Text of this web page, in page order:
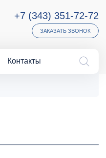
+7 (343) 351-72-72
ЗАКАЗАТЬ ЗВОНОК
Контакты